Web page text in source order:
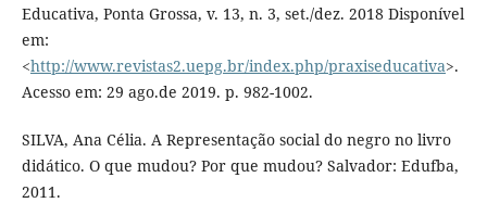
Educativa, Ponta Grossa, v. 13, n. 3, set./dez. 2018 Disponível
em:
<http://www.revistas2.uepg.br/index.php/praxiseducativa>.
Acesso em: 29 ago.de 2019. p. 982-1002.
SILVA, Ana Célia. A Representação social do negro no livro
didático. O que mudou? Por que mudou? Salvador: Edufba,
2011.